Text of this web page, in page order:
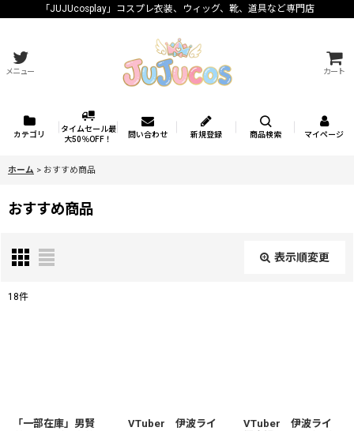
「JUJUcosplay」コスプレ衣装、ウィッグ、靴、道具など専門店
メニュー カート
カテゴリ
タイムセール最
大50％OFF！
問い合わせ 新規登録 商品検索 マイページ
ホーム > おすすめ商品
おすすめ商品
表示順変更
絞り込む
18件
「一部在庫」男賢
VTuber 伊波ライ
VTuber 伊波ライ